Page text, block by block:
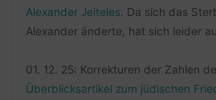
Alexander Jeiteles . Da sich das
Alexander änderte, hat sich leider
01. 12. 25: Korrekturen der Zahlen
Überblicksartikel zum jüdischen